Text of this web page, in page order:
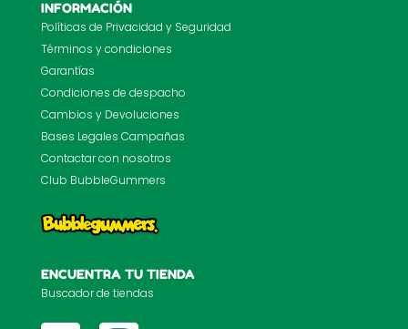
INFORMACIÓN
Políticas de Privacidad y Seguridad
Términos y condiciones
Garantías
Condiciones de despacho
Cambios y Devoluciones
Bases Legales Campañas
Contactar con nosotros
Club BubbleGummers
ENCUENTRA TU TIENDA
Buscador de tiendas